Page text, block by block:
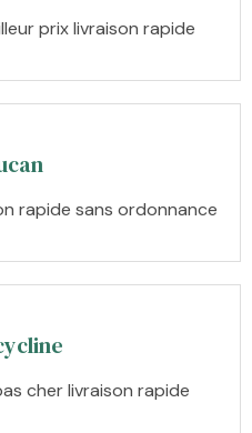
prix livraison rapide
rapide sans ordonnance
cher livraison rapide